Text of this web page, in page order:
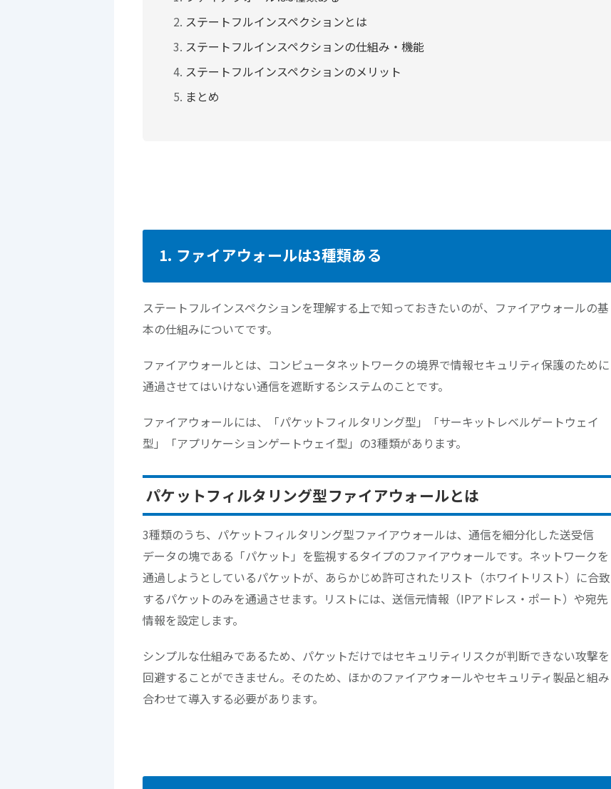
ステートフルインスペクションとは
ステートフルインスペクションの仕組み・機能
ステートフルインスペクションのメリット
まとめ
1. ファイアウォールは3種類ある
ステートフルインスペクションを理解する上で知っておきたいのが、ファイアウォールの基
本の仕組みについてです。
ファイアウォールとは、コンピュータネットワークの境界で情報セキュリティ保護のために
通過させてはいけない通信を遮断するシステムのことです。
ファイアウォールには、「パケットフィルタリング型」「サーキットレベルゲートウェイ
型」「アプリケーションゲートウェイ型」の3種類があります。
パケットフィルタリング型ファイアウォールとは
3種類のうち、パケットフィルタリング型ファイアウォールは、通信を細分化した送受信
データの塊である「パケット」を監視するタイプのファイアウォールです。ネットワークを
通過しようとしているパケットが、あらかじめ許可されたリスト（ホワイトリスト）に合致
するパケットのみを通過させます。リストには、送信元情報（IPアドレス・ポート）や宛先
情報を設定します。
シンプルな仕組みであるため、パケットだけではセキュリティリスクが判断できない攻撃を
回避することができません。そのため、ほかのファイアウォールやセキュリティ製品と組み
合わせて導入する必要があります。